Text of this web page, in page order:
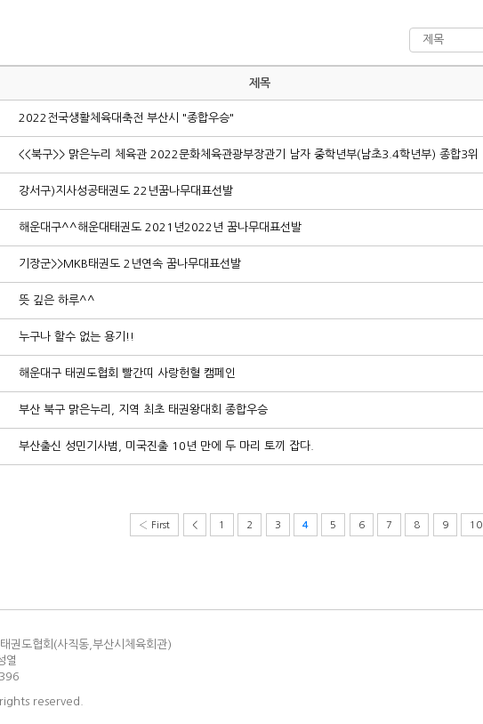
제목
2022전국생활체육대축전 부산시 "종합우승"
<<북구>> 맑은누리 체육관 2022문화체육관광부장관기 남자 중학년부(남초3.4학년부) 종합3위
강서구)지사성공태권도 22년꿈나무대표선발
해운대구^^해운대태권도 2021년2022년 꿈나무대표선발
기장군>>MKB태권도 2년연속 꿈나무대표선발
뜻 깊은 하루^^
누구나 할수 없는 용기!!
해운대구 태권도협회 빨간띠 사랑헌혈 캠페인
부산 북구 맑은누리, 지역 최초 태권왕대회 종합우승
부산출신 성민기사범, 미국진출 10년 만에 두 마리 토끼 잡다.
‹ First < 1 2 3 4 5 6 7 8 9 10
권도협회(사직동,부산시체육회관)
열
reserved.